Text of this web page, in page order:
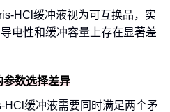
HCl缓冲液视为可互换品，实
电性和缓冲容量上存在显著差
参数选择差异
HCl缓冲液需要同时满足两个矛